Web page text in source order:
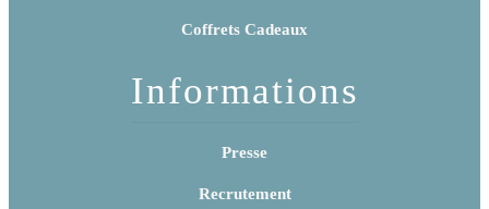
Coffrets Cadeaux
Informations
Presse
Recrutement